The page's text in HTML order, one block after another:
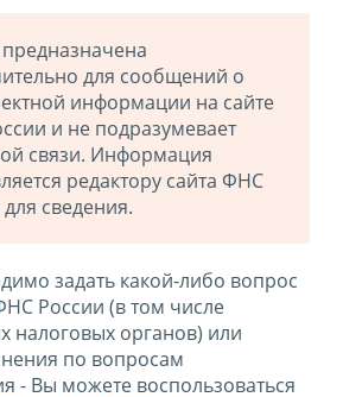
для сообщений о
информации на сайте
и не подразумевает
связи. Информация
редактору сайта ФНС
сведения.
задать какой-либо вопрос
России (в том числе
налоговых органов) или
по вопросам
- Вы можете воспользоваться